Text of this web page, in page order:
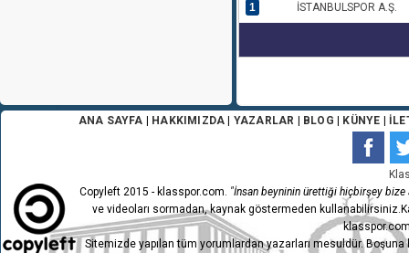
1 İSTANBULSPOR A.Ş.
ANA SAYFA HAKKIMIZDA YAZARLAR BLOG KÜNYE
Copyleft 2015 - klasspor.com. "İnsan beyninin ürettiği hiçbirşey bize
ve videoları sormadan, kaynak göstermeden
Sitemizde yapılan tüm yorumlardan yazarları mesuldür.